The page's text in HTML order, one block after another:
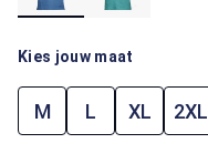
Kies jouw maat
M L XL 2XL